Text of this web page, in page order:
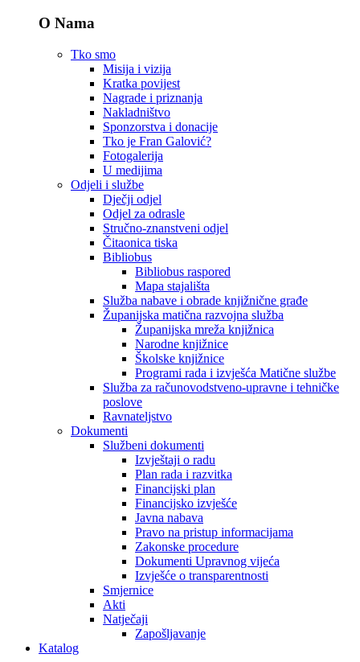
O Nama
Tko smo
Misija i vizija
Kratka povijest
Nagrade i priznanja
Nakladništvo
Sponzorstva i donacije
Tko je Fran Galović?
Fotogalerija
U medijima
Odjeli i službe
Dječji odjel
Odjel za odrasle
Stručno-znanstveni odjel
Čitaonica tiska
Bibliobus
Bibliobus raspored
Mapa stajališta
Služba nabave i obrade knjižnične građe
Županijska matična razvojna služba
Županijska mreža knjižnica
Narodne knjižnice
Školske knjižnice
Programi rada i izvješća Matične službe
Služba za računovodstveno-upravne i tehničke
poslove
Ravnateljstvo
Dokumenti
Službeni dokumenti
Izvještaji o radu
Plan rada i razvitka
Financijski plan
Financijsko izvješće
Javna nabava
Pravo na pristup informacijama
Zakonske procedure
Dokumenti Upravnog vijeća
Izvješće o transparentnosti
Smjernice
Akti
Natječaji
Zapošljavanje
Katalog